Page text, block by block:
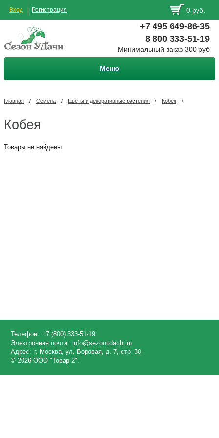
Вход Регистрация 0 руб.
+7 495 649-86-35
8 800 333-51-19
Минимальный заказ 300 руб
Меню
Главная / Семена / Цветы и декоративные растения / Кобея /
Кобея
Товары не найдены
Телефон: +7 (800) 333-51-19
Электронная почта: info@sezonudachi.ru
Адрес: г. Москва, ул. Боровая, д. 7, стр. 30
© 2026 ООО "Товар 2".